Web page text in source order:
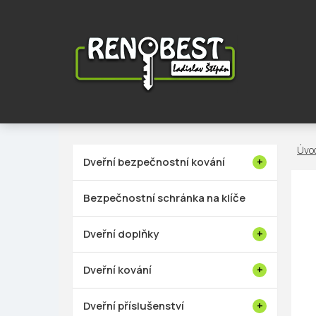
Dveřní bezpečnostní kování
Bezpečnostní schránka na klíče
Dveřní doplňky
Dveřní kování
Dveřní příslušenství